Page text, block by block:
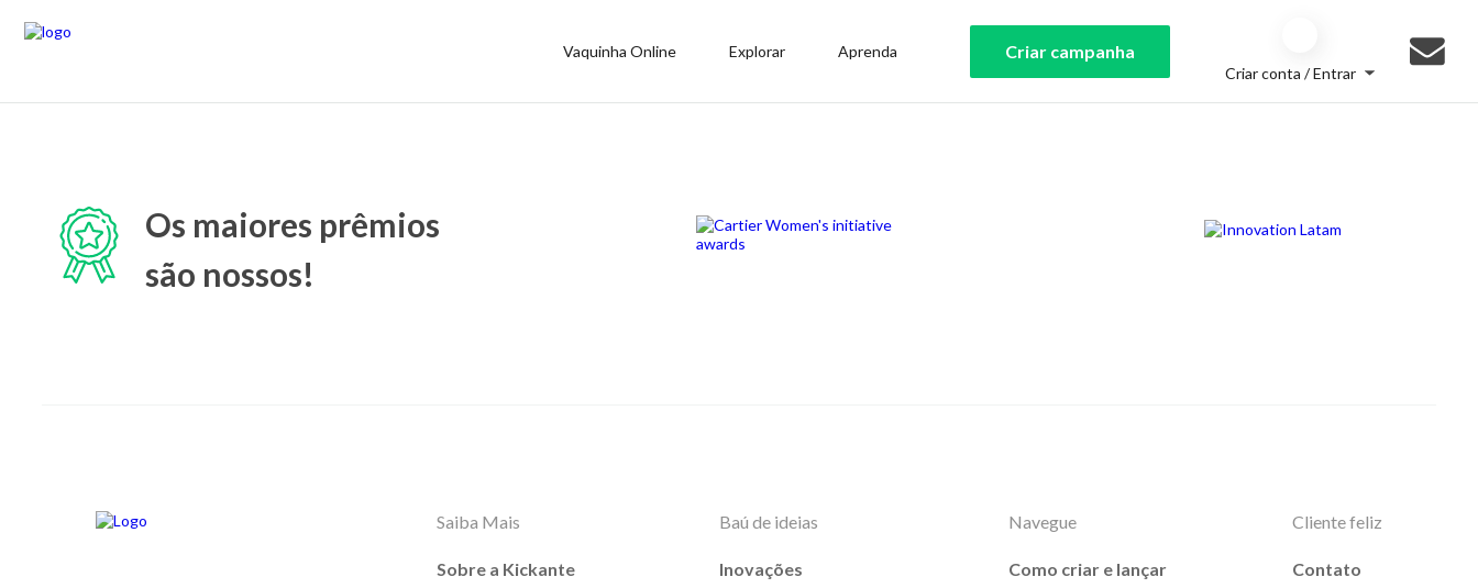
Vaquinha Online Explorar Aprenda Criar campanha
Criar conta / Entrar
Os maiores prêmios
são nossos!
Saiba Mais
Sobre a Kickante
Baú de ideias
Inovações
Navegue
Como criar e lançar
Cliente feliz
Contato